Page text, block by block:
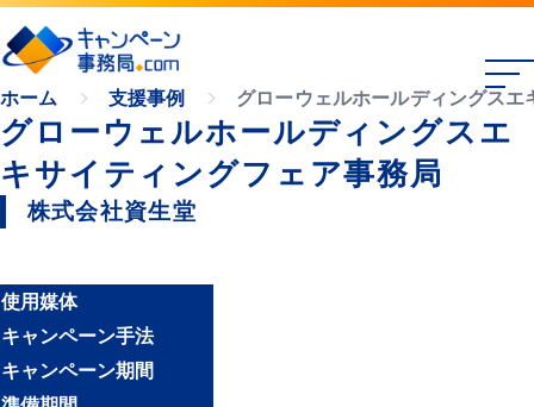
ホーム 支援事例 グローウェルホールディングス
グローウェルホールディングスエ
キサイティングフェア事務局
株式会社資生堂
使用媒体
キャンペーン手法
キャンペーン期間